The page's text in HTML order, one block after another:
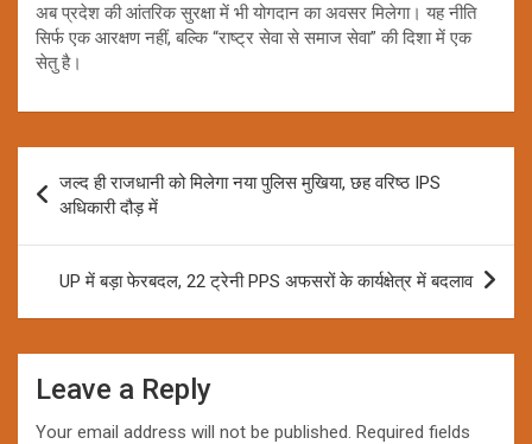
अब प्रदेश की आंतरिक सुरक्षा में भी योगदान का अवसर मिलेगा। यह नीति
सिर्फ एक आरक्षण नहीं, बल्कि “राष्ट्र सेवा से समाज सेवा” की दिशा में एक
सेतु है।
navigation
जल्द ही राजधानी को मिलेगा नया पुलिस मुखिया, छह वरिष्ठ IPS
अधिकारी दौड़ में
UP में बड़ा फेरबदल, 22 ट्रेनी PPS अफसरों के कार्यक्षेत्र में बदलाव
Leave a Reply
Your email address will not be published. Required fields